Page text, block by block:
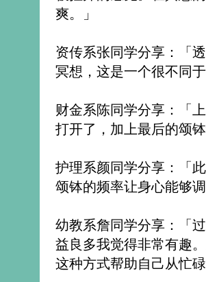
爽。」
资传系张同学分享：「
冥想，这是一个很不同
财金系陈同学分享：「
打开了，加上最后的颂
护理系颜同学分享：「
颂钵的频率让身心能够
幼教系詹同学分享：「
益良多我觉得非常有趣
这种方式帮助自己从忙